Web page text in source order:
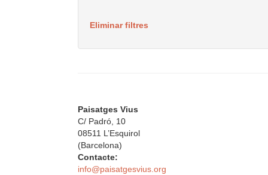
Eliminar filtres
Paisatges Vius
C/ Padró, 10
08511 L’Esquirol
(Barcelona)
Contacte:
info@paisatgesvius.org